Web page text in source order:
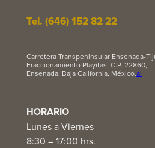
Tel. (646) 152 82 22
Carretera Transpeninsular Ensenada-
Fraccionamiento Playitas, C.P. 22860,
Ensenada, Baja California, México.ai
HORARIO
Lunes a Viernes
8:30 – 17:00 hrs.